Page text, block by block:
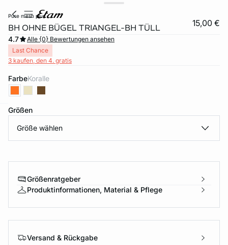
pure mesh plus
BH OHNE BÜGEL TRIANGEL-BH TÜLL 15,00 €
4.7
Alle {0} Bewertungen ansehen
Last Chance
3 kaufen, den 4. gratis
Farbe koralle
Größen
Größe wählen
Größenratgeber
Produktinformationen, Material & Pflege
Versand & Rückgabe